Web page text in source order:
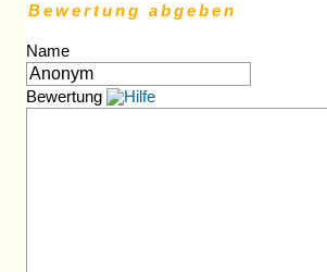
Bewertung abgeben
Name
Bewertung